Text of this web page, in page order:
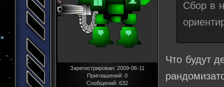
Зарегистрирован: 2009-06-11
Приглашений: 0
Сообщений: 632
Сбор в
Что будут